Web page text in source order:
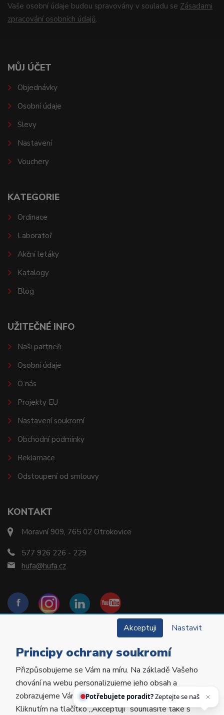
Vaše osobní údaje budou spravovány v souladu se Zásadami
zpracování osobních údajů.
KONTAKT
Moravní 909, 765 02 Otrokovice
577 926 226 - 229
hufa@hufa.cz
MŮJ ÚČET
Objednávky
Osobní údaje
Slevy
Nastavení
Vouchery
KATEGORIE
Ordinace
Laboratoř
Akční letáky
Katalogy
Blog
UŽITEČNÉ INFO
Naši partneři
Osobní údaje
O nás
Projekty EU
Nastavení soukromí
Obchodní podmínky
Reklamace
Odstoupení od smlouvy
Copyright © 2022 Hu-Fa Dental a.s. Všechna práva
vyhrazena.
Akceptuji Nastavit
Principy ochrany soukromí
Přizpůsobujeme se Vám na míru. Na základě Vašeho
chování na webu personalizujeme jeho obsah a
zobrazujeme Vám relevantní nabídky a produkty.
Kliknutím na tlačítko „Akceptuji“ souhlasíte také s
Potřebujete poradit?Zeptejte se našeho
asiste